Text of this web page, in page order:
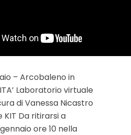
– Arcobaleno in
Laboratorio virtuale
di Vanessa Nicastro
Da ritirarsi a
ore 10 nella